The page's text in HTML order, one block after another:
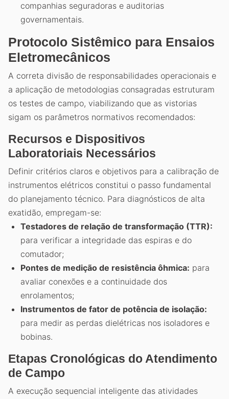
companhias seguradoras e auditorias
governamentais.
Protocolo Sistêmico para Ensaios
Eletromecânicos
A correta divisão de responsabilidades operacionais e
a aplicação de metodologias consagradas estruturam
os testes de campo, viabilizando que as vistorias
sigam os parâmetros normativos recomendados:
Recursos e Dispositivos
Laboratoriais Necessários
Definir critérios claros e objetivos para a calibração de
instrumentos elétricos constitui o passo fundamental
do planejamento técnico. Para diagnósticos de alta
exatidão, empregam-se:
Testadores de relação de transformação (TTR):
para verificar a integridade das espiras e do
comutador;
Pontes de medição de resistência ôhmica: para
avaliar conexões e a continuidade dos
enrolamentos;
Instrumentos de fator de potência de isolação:
para medir as perdas dielétricas nos isoladores e
bobinas.
Etapas Cronológicas do Atendimento
de Campo
A execução sequencial inteligente das atividades